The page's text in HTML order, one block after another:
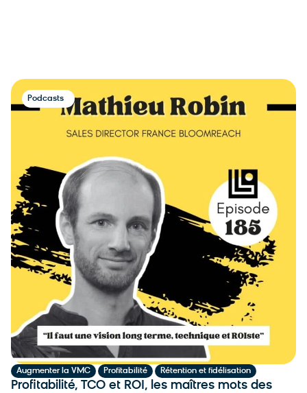
Augmenter la VMC Profitabilité Rétention et fidélisation
Profitabilité, TCO et ROI, les maîtres mots des
Podcasts